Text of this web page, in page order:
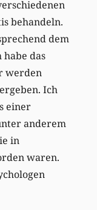
behandeln.
dem
das
werden
Ich
einer
anderem
in
waren.